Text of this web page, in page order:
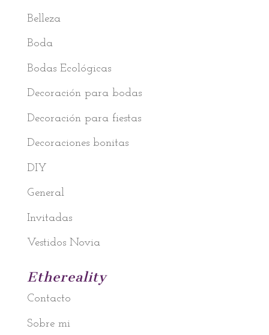
Belleza
Boda
Bodas Ecológicas
Decoración para bodas
Decoración para fiestas
Decoraciones bonitas
DIY
General
Invitadas
Vestidos Novia
Ethereality
Contacto
Sobre mi